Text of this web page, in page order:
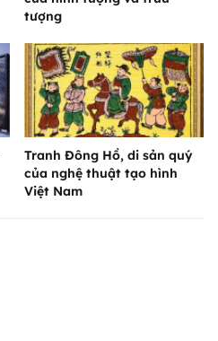
tượng
Tranh Đông Hồ, di sản quý
của nghệ thuật tạo hình
Việt Nam